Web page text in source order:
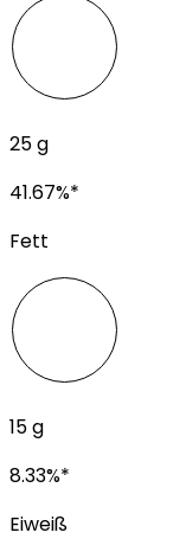
25g
41.67%*
Fett
15g
8.33%*
Eiweiß